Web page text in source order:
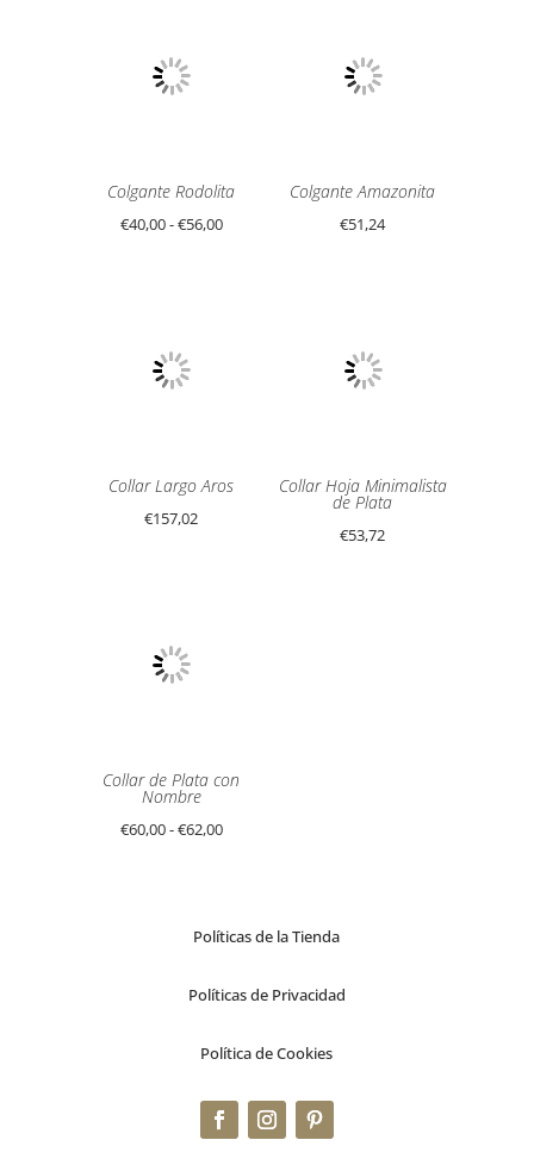
Colgante Rodolita
€40,00-€56,00Rango
Colgante Amazonita
€51,24
Collar Largo Aros
€157,02
Collar Hoja Minimalista
de Plata
€53,72
Collar de Plata con
Nombre
€60,00-€62,00Rango
Políticas de la Tienda
Políticas de Privacidad
Política de Cookies